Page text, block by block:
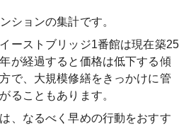
ションの集計です。
ーストブリッジ1番館は現在築25
が経過すると価格は低下する傾
で、大規模修繕をきっかけに管
ることもあります。
、なるべく早めの行動をおすす